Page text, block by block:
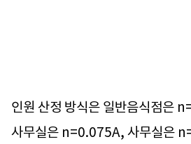
인원 산정 방식은 일반음식점은
사무실은 n=0.075A, 사무실은